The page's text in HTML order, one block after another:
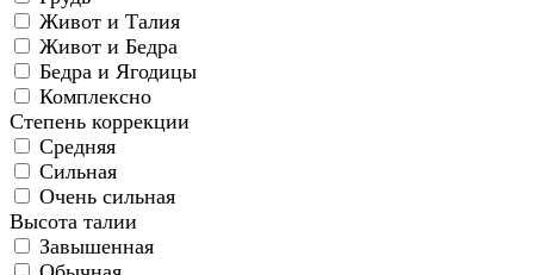
Живот и Талия
Живот и Бедра
Бедра и Ягодицы
Комплексно
Степень коррекции
Средняя
Сильная
Очень сильная
Высота талии
Завышенная